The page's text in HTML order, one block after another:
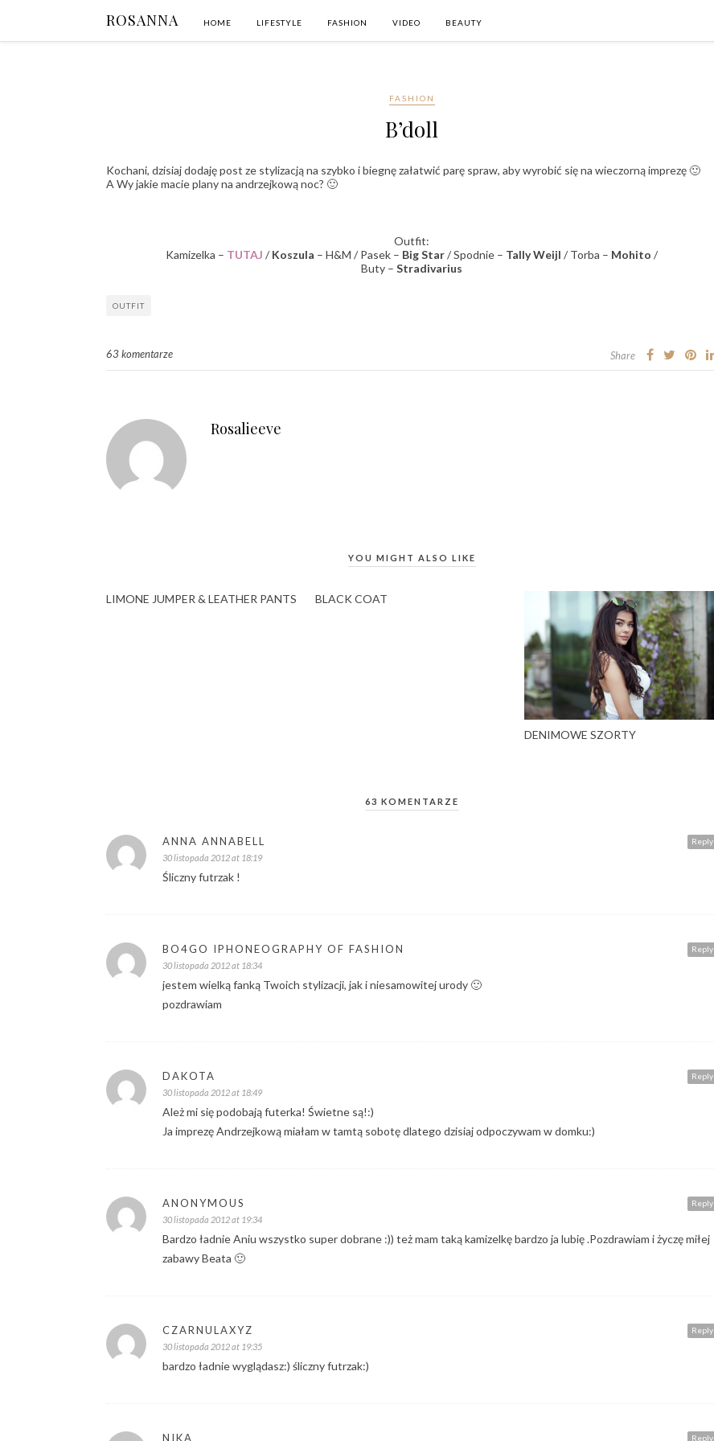
ROSANNA HOME LIFESTYLE FASHION VIDEO BEAUTY
FASHION
B’doll
Kochani, dzisiaj dodaję post ze stylizacją na szybko i biegnę załatwić parę spraw, aby wyrobić się na wieczorną imprezę 🙂
A Wy jakie macie plany na andrzejkową noc? 🙂
Outfit:
Kamizelka – TUTAJ / Koszula – H&M / Pasek – Big Star/ Spodnie – Tally Weijl / Torba – Mohito /
Buty – Stradivarius
OUTFIT
63 komentarze Share
Rosalieeve
YOU MIGHT ALSO LIKE
LIMONE JUMPER & LEATHER PANTS BLACK COAT
DENIMOWE SZORTY
63 KOMENTARZE
Reply
ANNA ANNABELL
30 listopada 2012 at 18:19
Śliczny futrzak !
Reply
BO4GO IPHONEOGRAPHY OF FASHION
30 listopada 2012 at 18:34
jestem wielką fanką Twoich stylizacji, jak i niesamowitej urody 🙂
pozdrawiam
Reply
DAKOTA
30 listopada 2012 at 18:49
Ależ mi się podobają futerka! Świetne są!:)
Ja imprezę Andrzejkową miałam w tamtą sobotę dlatego dzisiaj odpoczywam w domku:)
Reply
ANONYMOUS
30 listopada 2012 at 19:34
Bardzo ładnie Aniu wszystko super dobrane :)) też mam taką kamizelkę bardzo ja lubię .Pozdrawiam i życzę miłej
zabawy Beata 🙂
Reply
CZARNULAXYZ
30 listopada 2012 at 19:35
bardzo ładnie wyglądasz:) śliczny futrzak:)
Reply
NIKA